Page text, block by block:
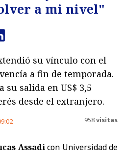
a mi nivel"
su vínculo con el
a fin de temporada.
salida en US$ 3,5
desde el extranjero.
958visitas
Assadicon Universidad de